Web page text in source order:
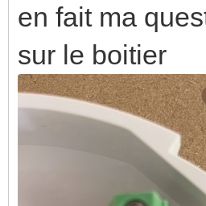
en fait ma
sur le boitier